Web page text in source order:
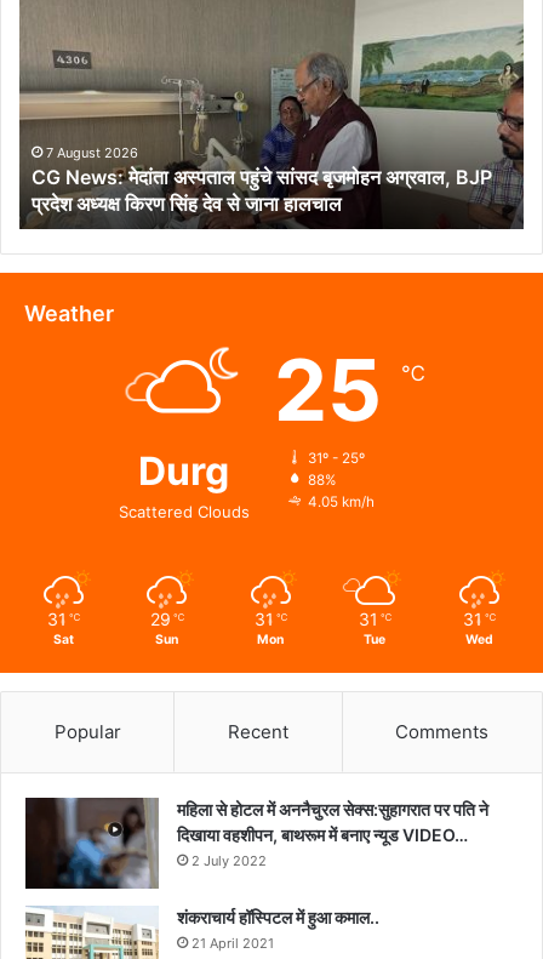
अस्पताल
पहुंचे
सांसद
बृजमोहन
अग्रवाल,
BJP
प्रदेश
अध्यक्ष
किरण
सिंह
देव
7 August 2026
CG News: मेदांता अस्पताल पहुंचे सांसद बृजमोहन अग्रवाल, BJP
प्रदेश अध्यक्ष किरण सिंह देव से जाना हालचाल
Weather
Durg
Scattered Clouds
25 ℃
31º - 25º
88%
4.05 km/h
31 ℃
Sat
29 ℃
Sun
31 ℃
Mon
31 ℃
Tue
31 ℃
Wed
Popular Recent Comments
महिला से होटल में अननैचुरल सेक्स:सुहागरात पर पति ने
दिखाया वहशीपन, बाथरूम में बनाए न्यूड VIDEO…
2 July 2022
शंकराचार्य हॉस्पिटल में हुआ कमाल..
21 April 2021